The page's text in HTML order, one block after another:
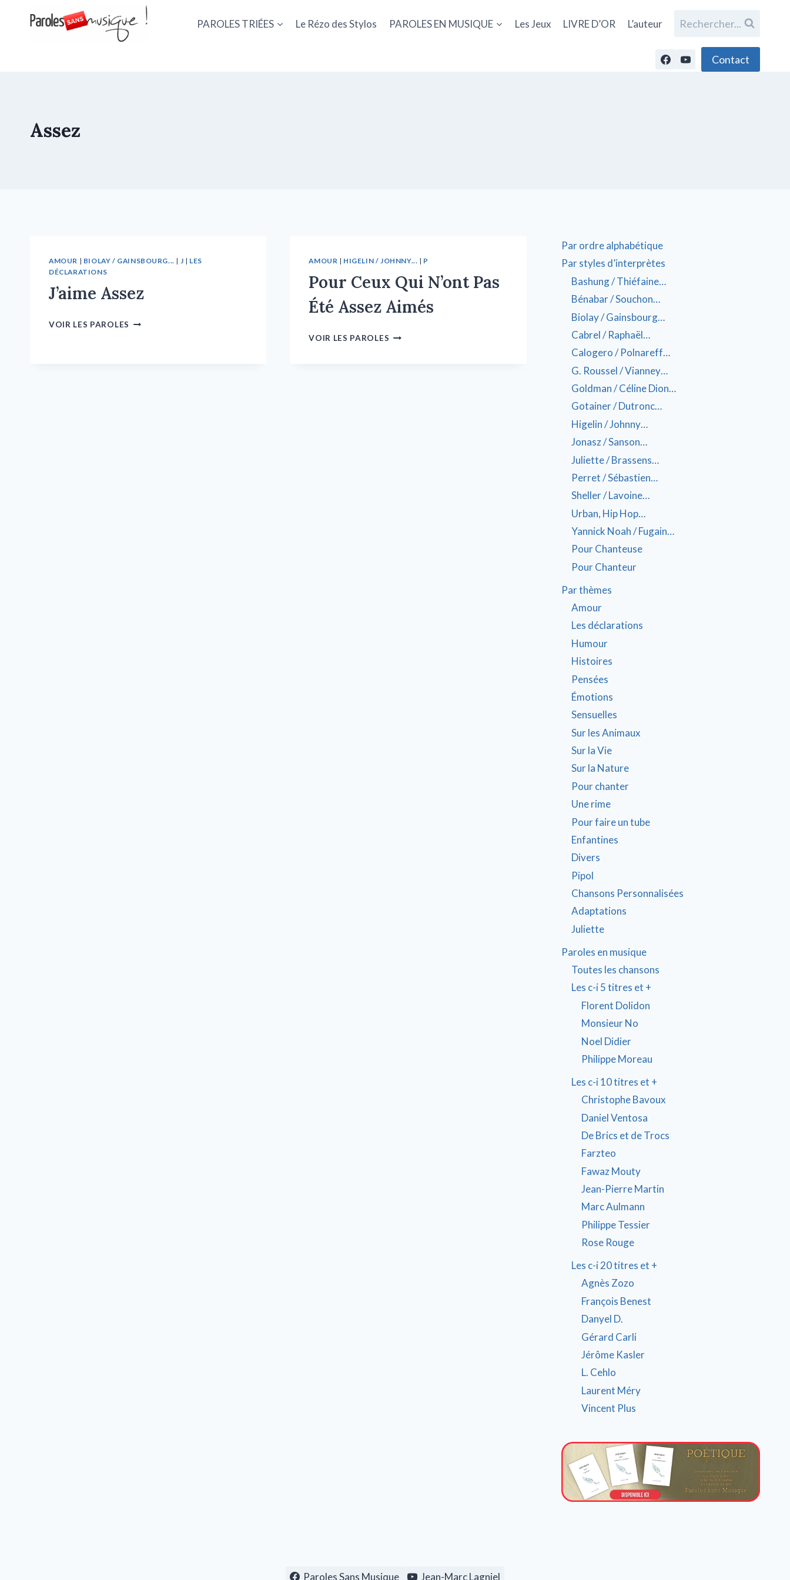
PAROLES TRIÉES Le Rézo des Stylos PAROLES EN MUSIQUE Les Jeux LIVRE D’OR L’auteur Rechercher...
Contact
Assez
AMOUR | BIOLAY / GAINSBOURG... | J | LES
DÉCLARATIONS
J’aime Assez
VOIR LES PAROLES
AMOUR | HIGELIN / JOHNNY... | P
Pour Ceux Qui N’ont Pas
Été Assez Aimés
VOIR LES PAROLES
Par ordre alphabétique
Par styles d’interprètes
Bashung / Thiéfaine…
Bénabar / Souchon…
Biolay / Gainsbourg…
Cabrel / Raphaël…
Calogero / Polnareff…
G. Roussel / Vianney…
Goldman / Céline Dion…
Gotainer / Dutronc…
Higelin / Johnny…
Jonasz / Sanson…
Juliette / Brassens…
Perret / Sébastien…
Sheller / Lavoine…
Urban, Hip Hop…
Yannick Noah / Fugain…
Pour Chanteuse
Pour Chanteur
Par thèmes
Amour
Les déclarations
Humour
Histoires
Pensées
Émotions
Sensuelles
Sur les Animaux
Sur la Vie
Sur la Nature
Pour chanter
Une rime
Pour faire un tube
Enfantines
Divers
Pipol
Chansons Personnalisées
Adaptations
Juliette
Paroles en musique
Toutes les chansons
Les c-i 5 titres et +
Florent Dolidon
Monsieur No
Noel Didier
Philippe Moreau
Les c-i 10 titres et +
Christophe Bavoux
Daniel Ventosa
De Brics et de Trocs
Farzteo
Fawaz Mouty
Jean-Pierre Martin
Marc Aulmann
Philippe Tessier
Rose Rouge
Les c-i 20 titres et +
Agnès Zozo
François Benest
Danyel D.
Gérard Carli
Jérôme Kasler
L. Cehlo
Laurent Méry
Vincent Plus
Paroles Sans Musique Jean-Marc Lagniel